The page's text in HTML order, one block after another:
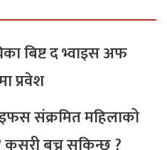
बिष्ट द भ्वाइस अफ
प्रवेश
संक्रमित महिलाको